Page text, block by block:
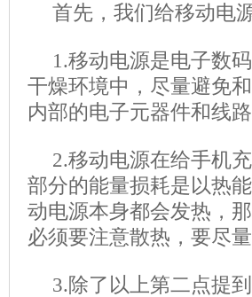
首先，我们给移动电
1.移动电源是电子数
干燥环境中，尽量避免
内部的电子元器件和线路
2.移动电源在给手机
部分的能量损耗是以热
动电源本身都会发热，
必须要注意散热，要尽
3.除了以上第二点提